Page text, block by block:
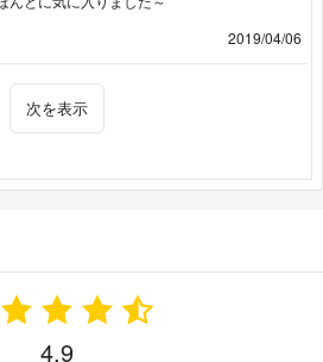
2019/04/06
次を表示
4.9